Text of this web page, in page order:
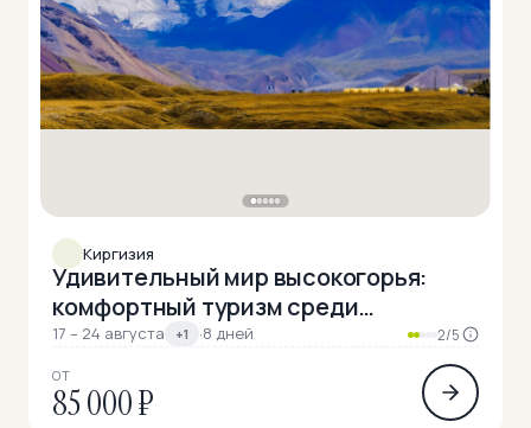
Киргизия
Удивительный мир высокогорья:
комфортный туризм среди
величественных вершин Памира
17 – 24 августа +1 ·8 дней 2/5
ОТ
85 000 ₽